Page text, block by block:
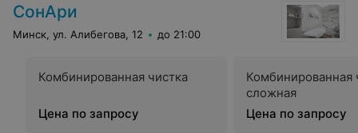
СонАри
Минск, ул. Алибегова, 12 до 21:00
Комбинированная чистка
Цена по запросу
Комбинированная
сложная
Цена по запросу